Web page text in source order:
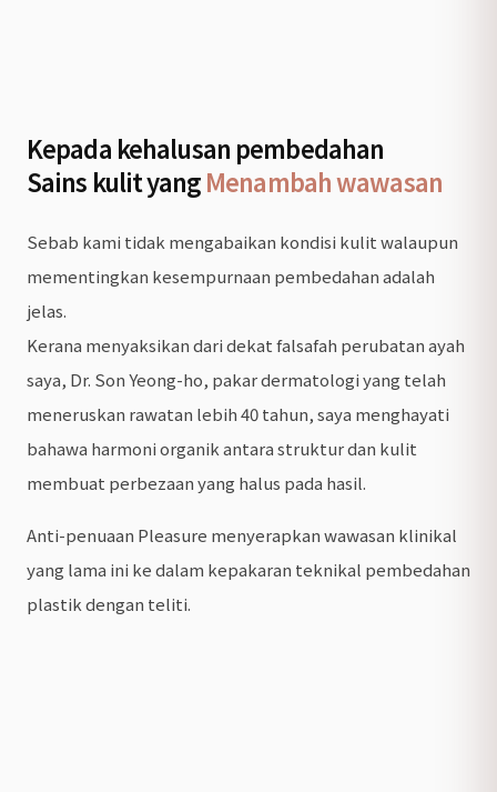
Kepada kehalusan pembedahan
Sains kulit yangMenambah wawasan
Sebab kami tidak mengabaikan kondisi kulit walaupun
mementingkan kesempurnaan pembedahan adalah
jelas.
Kerana menyaksikan dari dekat falsafah perubatan ayah
saya, Dr. Son Yeong-ho, pakar dermatologi yang telah
meneruskan rawatan lebih 40 tahun, saya menghayati
bahawa harmoni organik antara struktur dan kulit
membuat perbezaan yang halus pada hasil.
Anti-penuaan Pleasure menyerapkan wawasan klinikal
yang lama ini ke dalam kepakaran teknikal pembedahan
plastik dengan teliti.